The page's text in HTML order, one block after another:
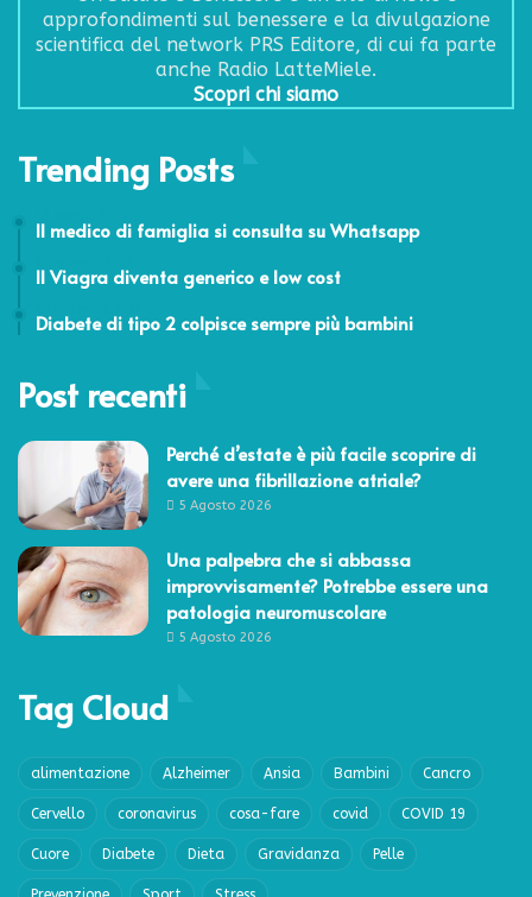
approfondimenti sul benessere e la divulgazione
scientifica del network PRS Editore, di cui fa parte
anche Radio LatteMiele.
Scopri chi siamo
Trending Posts
Il medico di famiglia si consulta su Whatsapp
Il Viagra diventa generico e low cost
Diabete di tipo 2 colpisce sempre più bambini
Post recenti
Perché d’estate è più facile scoprire di
avere una fibrillazione atriale?
5 Agosto 2026
Una palpebra che si abbassa
improvvisamente? Potrebbe essere una
patologia neuromuscolare
5 Agosto 2026
Tag Cloud
alimentazione Alzheimer Ansia Bambini Cancro
Cervello coronavirus cosa-fare covid COVID 19
Cuore Diabete Dieta Gravidanza Pelle